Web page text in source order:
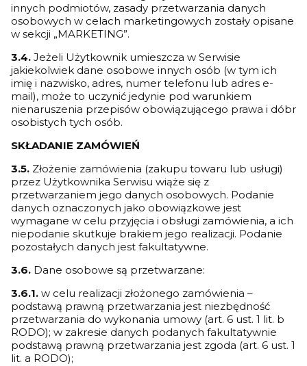
innych podmiotów, zasady przetwarzania danych
osobowych w celach marketingowych zostały opisane
w sekcji „MARKETING”.
3.4. Jeżeli Użytkownik umieszcza w Serwisie
jakiekolwiek dane osobowe innych osób (w tym ich
imię i nazwisko, adres, numer telefonu lub adres e-
mail), może to uczynić jedynie pod warunkiem
nienaruszenia przepisów obowiązującego prawa i dóbr
osobistych tych osób.
SKŁADANIE ZAMÓWIEŃ
3.5. Złożenie zamówienia (zakupu towaru lub usługi)
przez Użytkownika Serwisu wiąże się z
przetwarzaniem jego danych osobowych. Podanie
danych oznaczonych jako obowiązkowe jest
wymagane w celu przyjęcia i obsługi zamówienia, a ich
niepodanie skutkuje brakiem jego realizacji. Podanie
pozostałych danych jest fakultatywne.
3.6. Dane osobowe są przetwarzane:
3.6.1. w celu realizacji złożonego zamówienia –
podstawą prawną przetwarzania jest niezbędność
przetwarzania do wykonania umowy (art. 6 ust. 1 lit. b
RODO); w zakresie danych podanych fakultatywnie
podstawą prawną przetwarzania jest zgoda (art. 6 ust. 1
lit. a RODO);